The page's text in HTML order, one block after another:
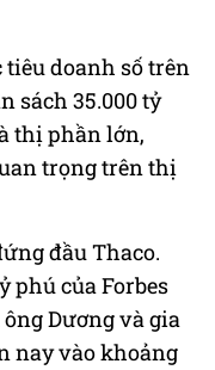
tiêu doanh số trên
sách 35.000 tỷ
thị phần lớn,
trọng trên thị
đầu Thaco.
phú của Forbes
Dương và gia
nay vào khoảng